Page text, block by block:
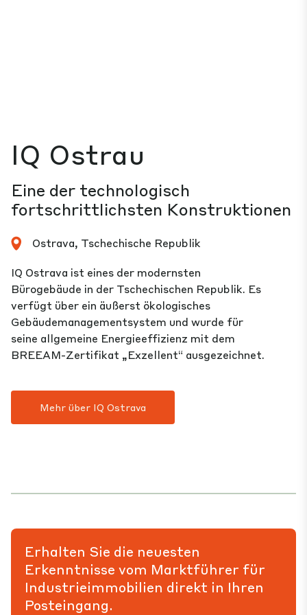
IQ Ostrau
Eine der technologisch
fortschrittlichsten Konstruktionen
Ostrava, Tschechische Republik
IQ Ostrava ist eines der modernsten
Bürogebäude in der Tschechischen Republik. Es
verfügt über ein äußerst ökologisches
Gebäudemanagementsystem und wurde für
seine allgemeine Energieeffizienz mit dem
BREEAM-Zertifikat „Exzellent“ ausgezeichnet.
Mehr über IQ Ostrava
Erhalten Sie die neuesten
Erkenntnisse vom Marktführer für
Industrieimmobilien direkt in Ihren
Posteingang.